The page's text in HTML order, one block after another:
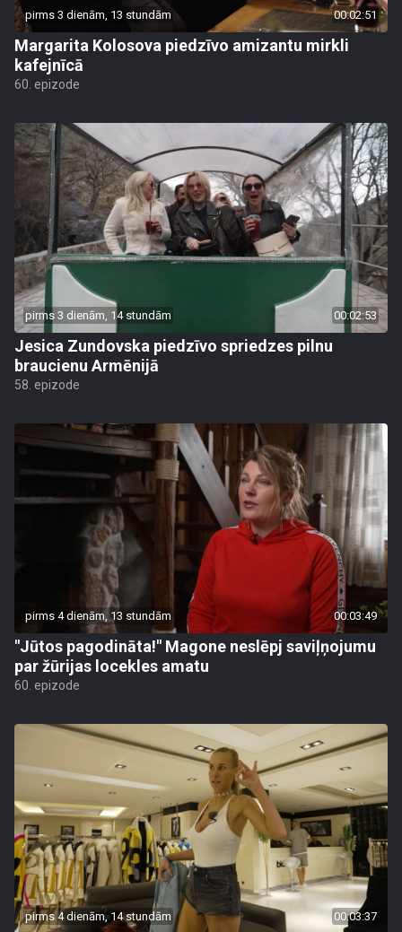
pirms 3 dienām, 13 stundām 00:02:51
Margarita Kolosova piedzīvo amizantu mirkli
kafejnīcā
60. epizode
pirms 3 dienām, 14 stundām 00:02:53
Jesica Zundovska piedzīvo spriedzes pilnu
braucienu Armēnijā
58. epizode
pirms 4 dienām, 13 stundām 00:03:49
"Jūtos pagodināta!" Magone neslēpj saviļņojumu
par žūrijas locekles amatu
60. epizode
pirms 4 dienām, 14 stundām 00:03:37